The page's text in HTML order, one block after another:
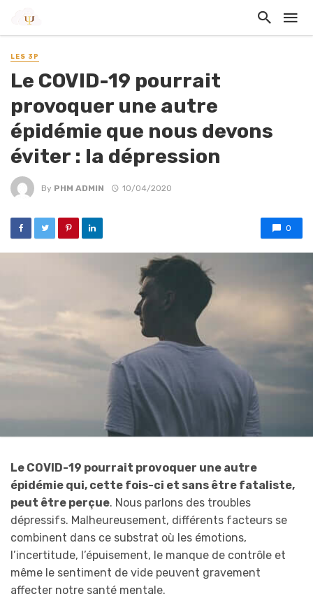
LES 3P
Le COVID-19 pourrait
provoquer une autre
épidémie que nous devons
éviter : la dépression
By PHM ADMIN 10/04/2020
0
Le COVID-19 pourrait provoquer une autre
épidémie qui, cette fois-ci et sans être fataliste,
peut être perçue. Nous parlons des troubles
dépressifs. Malheureusement, différents facteurs se
combinent dans ce substrat où les émotions,
l’incertitude, l’épuisement, le manque de contrôle et
même le sentiment de vide peuvent gravement
affecter notre santé mentale.